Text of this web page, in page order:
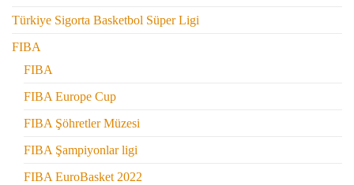
Türkiye Sigorta Basketbol Süper Ligi
FIBA
FIBA
FIBA Europe Cup
FIBA Şöhretler Müzesi
FIBA Şampiyonlar ligi
FIBA EuroBasket 2022